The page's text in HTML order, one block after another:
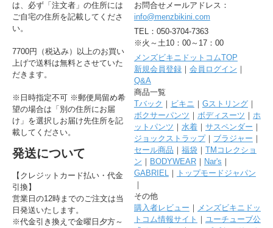
は、必ず「注文者」の住所には
ご自宅の住所を記載してくださ
い。
7700円（税込み）以上のお買い
上げで送料は無料とさせていた
だきます。
※日時指定不可 ※郵便局留め希
望の場合は「別の住所にお届
け」を選択しお届け先住所を記
載してください。
発送について
【クレジットカード払い・代金
引換】
営業日の12時までのご注文は当
日発送いたします。
※代金引き換えで金曜日夕方～
お問合せメールアドレス：
info@menzbikini.com
TEL：050-3704-7363
※火～土10：00～17：00
メンズビキニドットコムTOP
新規会員登録｜ 会員ログイン ｜
Q&A
商品一覧
Tバック ｜ ビキニ ｜ Gストリング｜
ボクサーパンツ ｜ ボディスーツ ｜ ホ
ットパンツ ｜ 水着｜ サスペンダー ｜
ジョックストラップ｜ ブラジャー ｜
セール商品 ｜ 福袋｜ TMコレクショ
ン ｜ BODYWEAR｜ Nar's ｜
GABRIEL｜
トップモードジャパン
｜
その他
購入者レビュー ｜ メンズビキニドッ
トコム情報サイト ｜ ユーチューブ公